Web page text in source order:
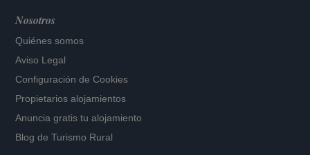
Nosotros
Quiénes somos
Aviso Legal
Configuración de Cookies
Propietarios alojamientos
Anuncia gratis tu alojamiento
Blog de Turismo Rural